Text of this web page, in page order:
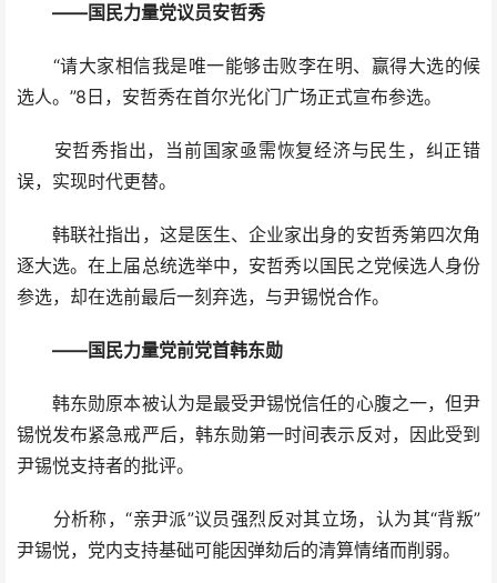
——国民力量党议员安哲秀
“请大家相信我是唯一能够击败李在明、赢得大选的候
选人。”8日，安哲秀在首尔光化门广场正式宣布参选。
安哲秀指出，当前国家亟需恢复经济与民生，纠正错
误，实现时代更替。
韩联社指出，这是医生、企业家出身的安哲秀第四次角
逐大选。在上届总统选举中，安哲秀以国民之党候选人身份
参选，却在选前最后一刻弃选，与尹锡悦合作。
——国民力量党前党首韩东勋
韩东勋原本被认为是最受尹锡悦信任的心腹之一，但尹
锡悦发布紧急戒严后，韩东勋第一时间表示反对，因此受到
尹锡悦支持者的批评。
分析称，“亲尹派”议员强烈反对其立场，认为其“背叛”
尹锡悦，党内支持基础可能因弹劾后的清算情绪而削弱。